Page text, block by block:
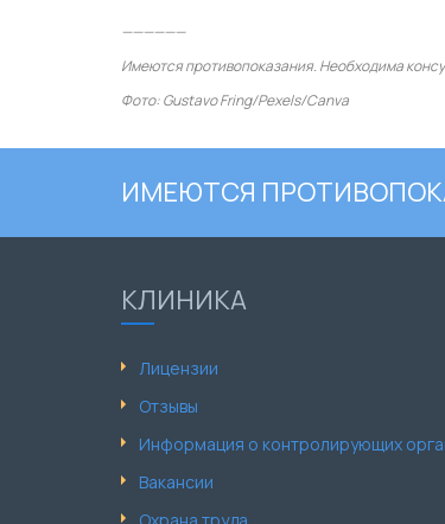
——————
Имеются противопоказания. Необходима
Фото: Gustavo Fring/Pexels/Canva
ИМЕЮТСЯ
КЛИНИКА
Лицензии
Отзывы
Информация о контролирующих
Вакансии